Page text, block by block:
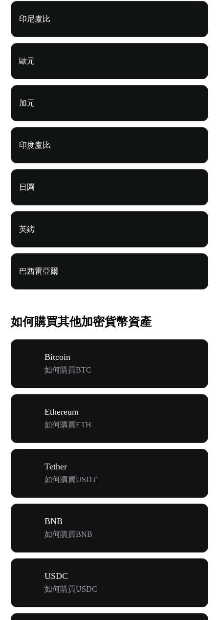
印尼盧比
歐元
加元
印度盧比
日圓
英鎊
巴西雷亞爾
如何購買其他加密貨幣資產
Bitcoin
如何購買BTC
Ethereum
如何購買ETH
Tether
如何購買USDT
BNB
如何購買BNB
USDC
如何購買USDC